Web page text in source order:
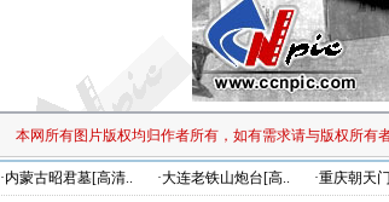
本网所有图片版权均归作者所有，如有需求请与版权所有者
·内蒙古昭君墓[高清.. ·大连老铁山炮台[高.. ·重庆朝天